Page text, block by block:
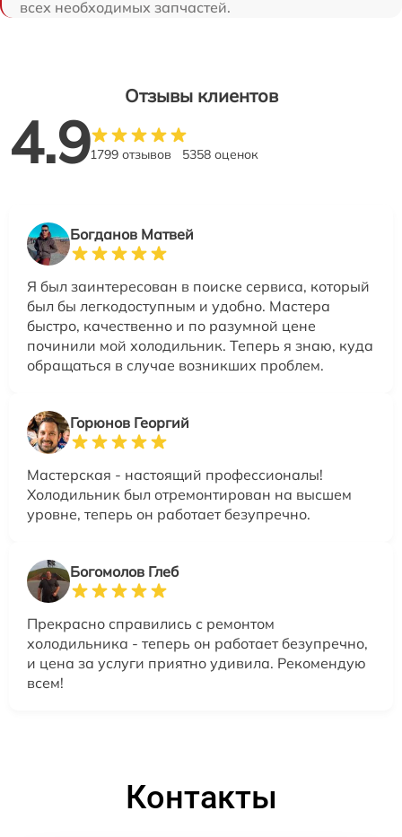
всех необходимых запчастей.
Отзывы клиентов
4.91799 отзывов 5358 оценок
Богданов Матвей
Я был заинтересован в поиске сервиса, который
был бы легкодоступным и удобно. Мастера
быстро, качественно и по разумной цене
починили мой холодильник. Теперь я знаю, куда
обращаться в случае возникших проблем.
Горюнов Георгий
Мастерская - настоящий профессионалы!
Холодильник был отремонтирован на высшем
уровне, теперь он работает безупречно.
Богомолов Глеб
Прекрасно справились с ремонтом
холодильника - теперь он работает безупречно,
и цена за услуги приятно удивила. Рекомендую
всем!
Контакты